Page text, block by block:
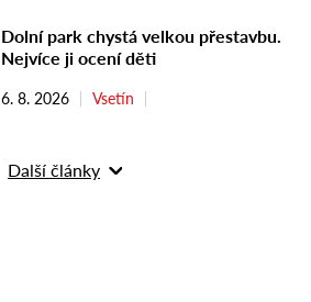
Dolní park chystá velkou přestavbu.
Nejvíce ji ocení děti
6. 8. 2026 Vsetín
Další články